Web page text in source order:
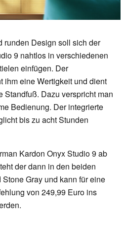
runden Design soll sich der
9 nahtlos in verschiedenen
einfügen. Der
ihm eine Wertigkeit und dient
Standfuß. Dazu verspricht man
Bedienung. Der integrierte
bis zu acht Stunden
Kardon Onyx Studio 9 ab
der dann in den beiden
Gray und kann für eine
von 249,99 Euro ins